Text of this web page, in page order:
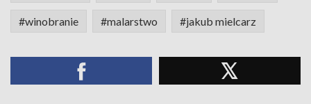
#winobranie #malarstwo #jakub mielcarz